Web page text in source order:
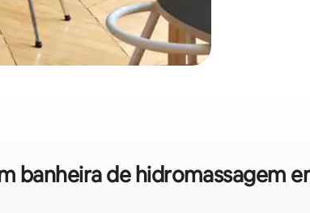
banheira de hidromassagem